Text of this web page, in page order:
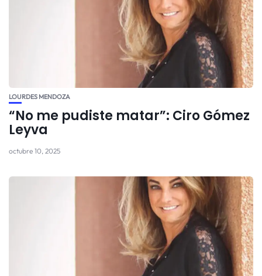
LOURDES MENDOZA
“No me pudiste matar”: Ciro Gómez
Leyva
octubre 10, 2025